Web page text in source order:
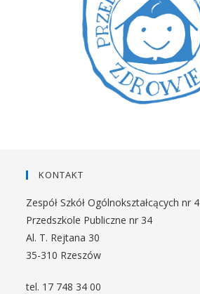
KONTAKT
Zespół Szkół Ogólnokształcących nr 4
Przedszkole Publiczne nr 34
Al. T. Rejtana 30
35-310 Rzeszów
tel. 17 748 34 00